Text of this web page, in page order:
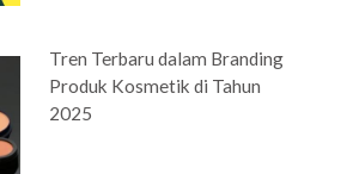
Tren Terbaru dalam Branding
Produk Kosmetik di Tahun
2025